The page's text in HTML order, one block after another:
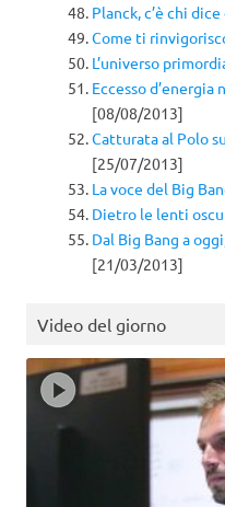
Planck, c’è chi
Come ti
L’universo
Eccesso d’energia
[08/08/2013]
Catturata al Polo
[25/07/2013]
La voce del Big
Dietro le lenti
Dal Big Bang a
[21/03/2013]
Video del giorno